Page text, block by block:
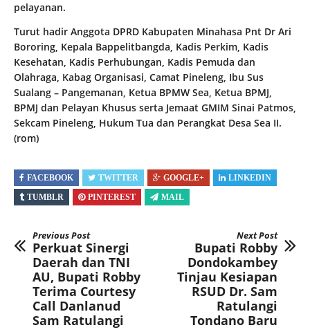
pelayanan.
Turut hadir Anggota DPRD Kabupaten Minahasa Pnt Dr Ari
Bororing, Kepala Bappelitbangda, Kadis Perkim, Kadis
Kesehatan, Kadis Perhubungan, Kadis Pemuda dan
Olahraga, Kabag Organisasi, Camat Pineleng, Ibu Sus
Sualang – Pangemanan, Ketua BPMW Sea, Ketua BPMJ,
BPMJ dan Pelayan Khusus serta Jemaat GMIM Sinai Patmos,
Sekcam Pineleng, Hukum Tua dan Perangkat Desa Sea II.
(rom)
FACEBOOK TWITTER GOOGLE+
LINKEDIN
TUMBLR
PINTEREST MAIL
Previous Post
Perkuat Sinergi
Daerah dan TNI
AU, Bupati Robby
Terima Courtesy
Call Danlanud
Sam Ratulangi
Next Post
Bupati Robby
Dondokambey
Tinjau Kesiapan
RSUD Dr. Sam
Ratulangi
Tondano Baru